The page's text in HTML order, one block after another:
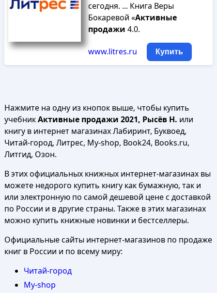
сегодня. ... Книга Веры
Бокаревой «Активные
продажи 4.0.
www.litres.ru Купить
Нажмите на одну из кнопок выше, чтобы купить
учебникАктивные продажи 2021, Рысёв Н. или
книгу в интернет магазинах Лабиринт, Буквоед,
Читай-город, Литрес, My-shop, Book24, Books.ru,
Литгид, Озон.
В этих официальных книжных интернет-магазинах вы
можете недорого купить книгу как бумажную, так и
или электронную по самой дешевой цене с доставкой
по России и в другие страны. Также в этих магазинах
можно купить книжные новинки и бестселлеры.
Официальные сайты интернет-магазинов по продаже
книг в России и по всему миру:
Читай-город
My-shop